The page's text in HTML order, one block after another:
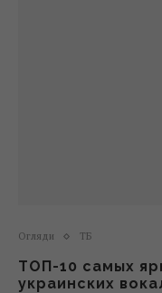
Огляди ТБ
ТОП-10 самых
украинских